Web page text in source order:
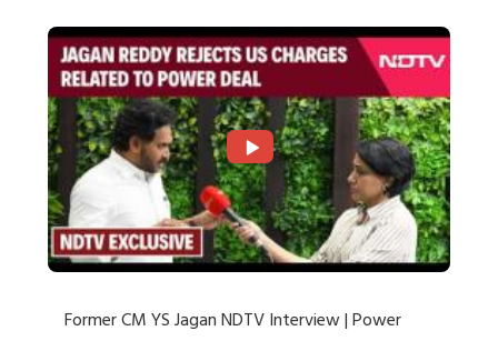
Former CM YS Jagan NDTV Interview | Power